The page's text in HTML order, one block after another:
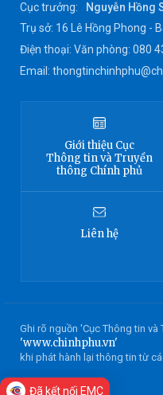
Cục trưởng:
Nguyễn Hồng
Trụ sở: 16 Lê Hồng Phong -
Điện thoại: Văn phòng: 080
Email:
Giới thiệu Cục
Thông tinvà Truyền
thông Chính phủ
Liên hệ
Ghi rõ nguồn 'Cục Thông tin
'www.chinhphu.vn'
khi phát hành lại thông tin từ
Đã kết nối EMC